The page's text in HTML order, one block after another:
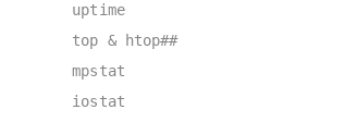
uptime
top & htop##
mpstat
iostat